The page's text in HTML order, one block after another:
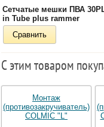
Сетчатые мешки ПВА
in Tube plus rammer
Сравнить
С этим товаром
Монтаж
(противозакручиватель)
COLMIC "L"